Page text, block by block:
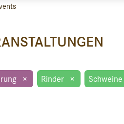
× Rinder × Schweine